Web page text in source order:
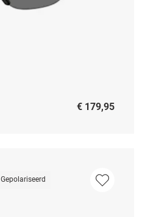
€ 179,95
Gepolariseerd